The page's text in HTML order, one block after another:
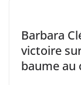
Barbara
victoire
baume